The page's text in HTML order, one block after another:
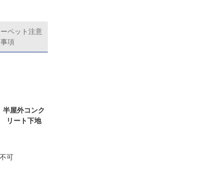
ペット注意
事項
半屋外コンク
リート下地
不可